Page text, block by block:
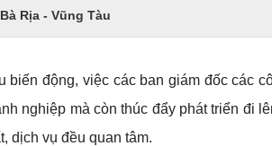
Rịa - Vũng Tàu
động, việc các ban giám đốc các
nghiệp mà còn thúc đẩy phát triển đi
dịch vụ đều quan tâm.